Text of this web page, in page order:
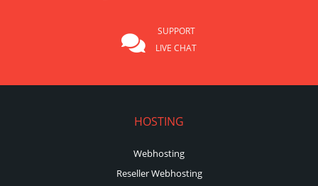
SUPPORT
LIVE CHAT
HOSTING
Webhosting
Reseller Webhosting